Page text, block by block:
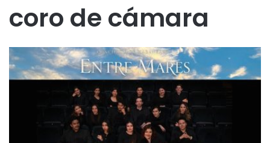
coro de cámara